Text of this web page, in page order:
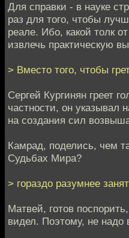
Для справки - в науке
раз для того, чтобы
реале. Ибо, какой толк
извлечь практическую
> Вместо того, чтобы
Сергей Кургинян греет
частности, он указывал
на создания сил
Камрад, поделись, чем
Судьбах Мира?
> гораздо разумнее
Матвей, готов
видел. Поэтому, не надо